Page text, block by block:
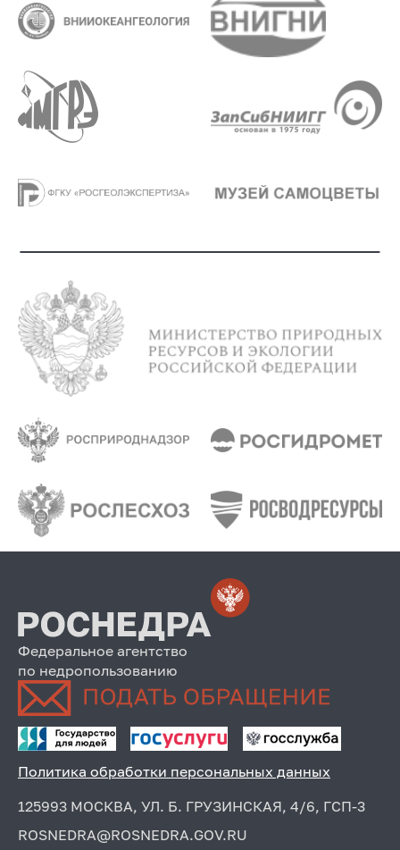
Федеральное агентство
по недропользованию
Политика обработки персональных данных
125993 МОСКВА, УЛ. Б. ГРУЗИНСКАЯ, 4/6, ГСП-3
ROSNEDRA@ROSNEDRA.GOV.RU